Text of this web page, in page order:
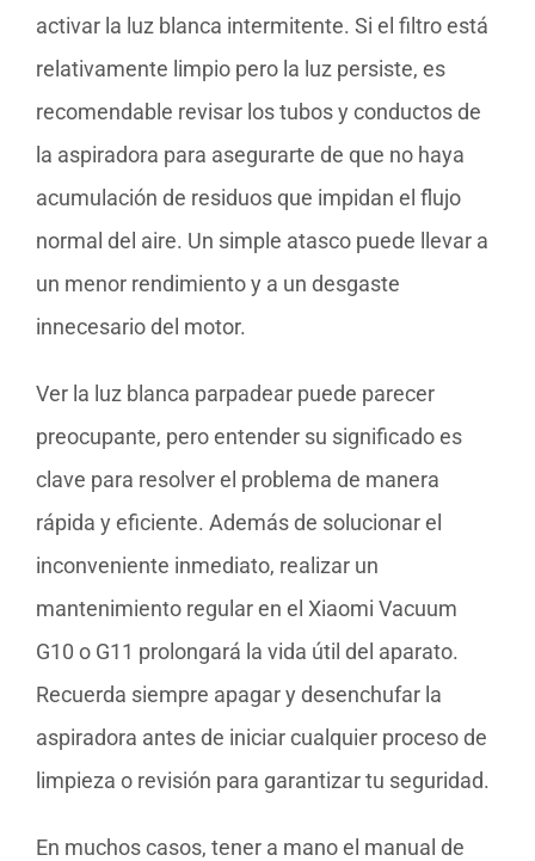
activar la luz blanca intermitente. Si el filtro está
relativamente limpio pero la luz persiste, es
recomendable revisar los tubos y conductos de
la aspiradora para asegurarte de que no haya
acumulación de residuos que impidan el flujo
normal del aire. Un simple atasco puede llevar a
un menor rendimiento y a un desgaste
innecesario del motor.
Ver la luz blanca parpadear puede parecer
preocupante, pero entender su significado es
clave para resolver el problema de manera
rápida y eficiente. Además de solucionar el
inconveniente inmediato, realizar un
mantenimiento regular en el Xiaomi Vacuum
G10 o G11 prolongará la vida útil del aparato.
Recuerda siempre apagar y desenchufar la
aspiradora antes de iniciar cualquier proceso de
limpieza o revisión para garantizar tu seguridad.
En muchos casos, tener a mano el manual de